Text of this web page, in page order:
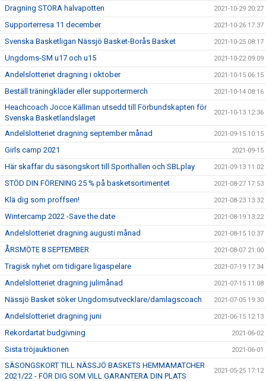
Dragning STORA halvapotten 2021-10-29 20:27
Supporterresa 11 december 2021-10-26 17:37
Svenska Basketligan Nässjö Basket-Borås Basket 2021-10-25 08:17
Ungdoms-SM u17 och u15 2021-10-22 09:09
Andelslotteriet dragning i oktober 2021-10-15 06:15
Beställ träningkläder eller supportermerch 2021-10-14 08:16
Heachcoach Jocce Källman utsedd till Förbundskapten för
Svenska Basketlandslaget
2021-10-13 12:36
Andelslotteriet dragning september månad 2021-09-15 10:15
Girls camp 2021 2021-09-15
Här skaffar du säsongskort till Sporthallen och SBLplay 2021-09-13 11:02
STÖD DIN FÖRENING 25 % på basketsortimentet 2021-08-27 17:53
Klä dig som proffsen! 2021-08-23 13:32
Wintercamp 2022 -Save the date 2021-08-19 13:22
Andelslotteriet dragning augusti månad 2021-08-15 10:37
ÅRSMÖTE 8 SEPTEMBER 2021-08-07 21:00
Tragisk nyhet om tidigare ligaspelare 2021-07-19 17:34
Andelslotteriet dragning julimånad 2021-07-15 11:08
Nässjö Basket söker Ungdomsutvecklare/damlagscoach 2021-07-05 19:30
Andelslotteriet dragning juni 2021-06-15 12:13
Rekordartat budgivning 2021-06-02
Sista tröjauktionen 2021-06-01
SÄSONGSKORT TILL NÄSSJÖ BASKETS HEMMAMATCHER
2021/22 - FÖR DIG SOM VILL GARANTERA DIN PLATS
2021-05-25 17:12